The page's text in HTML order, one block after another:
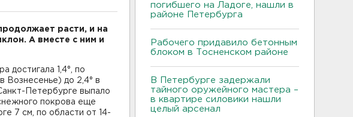
расти, и на
А вместе с ним и
достигала 1,4°, по
Вознесенье) до 2,4° в
Петербурге выпало
покрова еще
7 см, по области от 14-
погибшего на Ладоге, нашли в
районе Петербурга
Рабочего придавило бетонным
блоком в Тосненском районе
В Петербурге задержали
тайного оружейного мастера –
в квартире силовики нашли
целый арсенал